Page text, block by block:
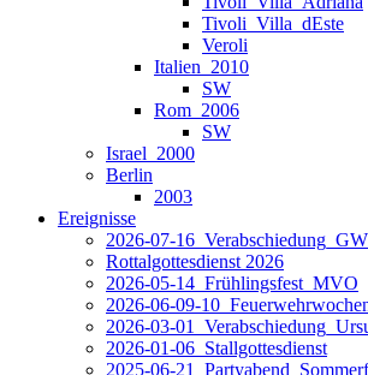
Tivoli_Villa_dEste
Veroli
Italien_2010
SW
Rom_2006
SW
Israel_2000
Berlin
2003
Ereignisse
2026-07-
Rottalgottesdienst 2026
2026-05-14_Frühlingsfest_MVO
2026-06-09-
2026-03-
2026-01-06_Stallgottesdienst
2025-06-